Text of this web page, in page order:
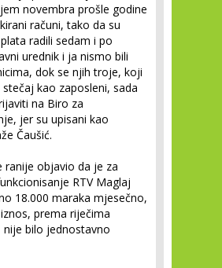
novembra prošle godine
računi, tako da su
radili sedam i po
urednik i ja nismo bili
dok se njih troje, koji
kao zaposleni, sada
na Biro za
jer su upisani kao
Čaušić.
ranije objavio da je za
RTV Maglaj
18.000 maraka mjesečno,
prema riječima
nije bilo jednostavno